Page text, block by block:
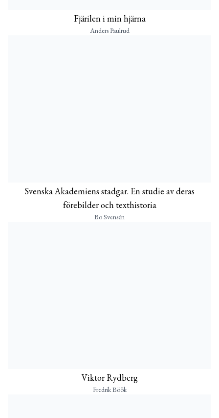
Fjärilen i min hjärna
Anders Paulrud
Svenska Akademiens stadgar. En studie av deras
förebilder och texthistoria
Bo Svensén
Viktor Rydberg
Fredrik Böök